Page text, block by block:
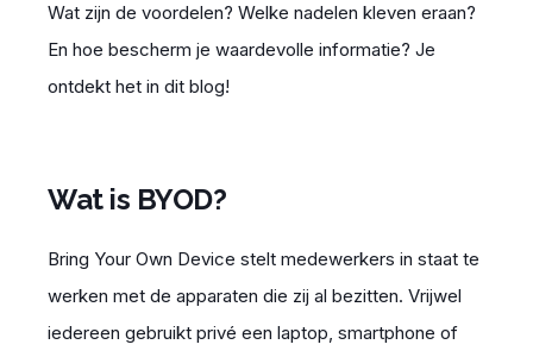
Wat zijn de voordelen? Welke nadelen kleven eraan?
En hoe bescherm je waardevolle informatie? Je
ontdekt het in dit blog!
Wat is BYOD?
Bring Your Own Device stelt medewerkers in staat te
werken met de apparaten die zij al bezitten. Vrijwel
iedereen gebruikt privé een laptop, smartphone of